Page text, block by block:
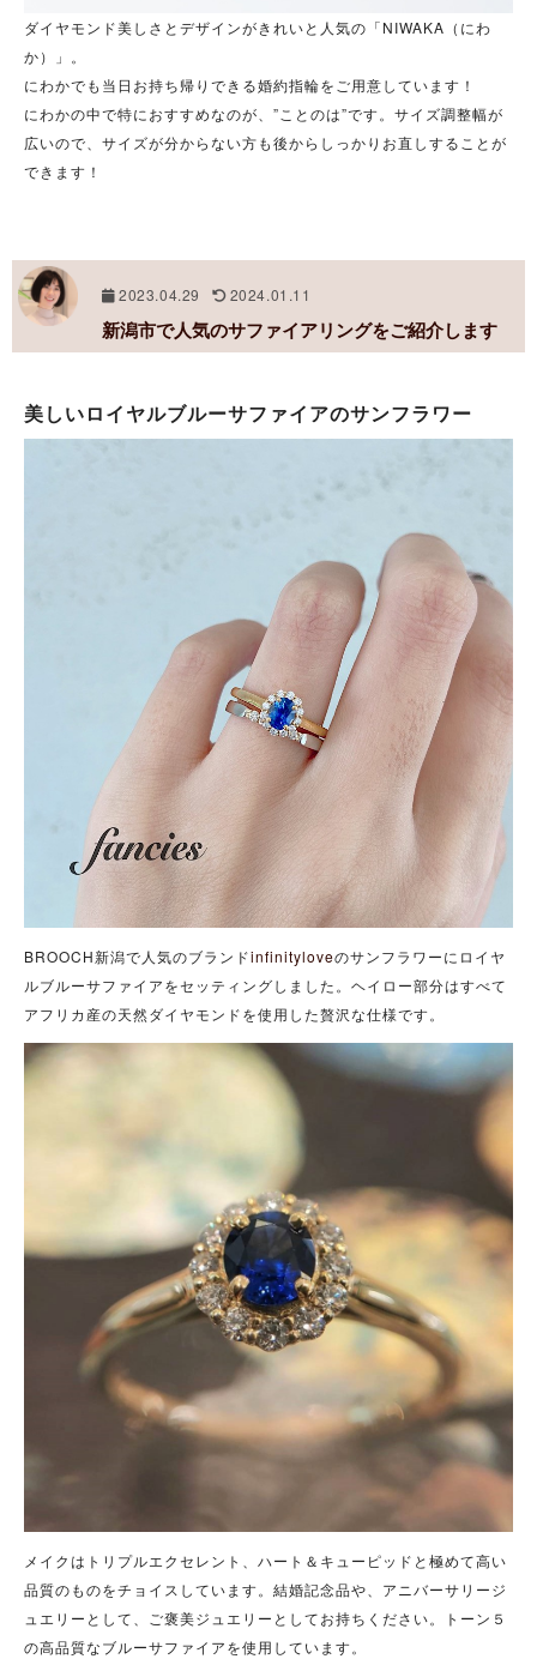
ダイヤモンド美しさとデザインがきれいと人気の「NIWAKA（にわ
か）」。
にわかでも当日お持ち帰りできる婚約指輪をご用意しています！
にわかの中で特におすすめなのが、”ことのは”です。サイズ調整幅が
広いので、サイズが分からない方も後からしっかりお直しすることが
できます！
2023.04.29 2024.01.11
新潟市で人気のサファイアリングをご紹介します
美しいロイヤルブルーサファイアのサンフラワー
BROOCH新潟で人気のブランドinfinityloveのサンフラワーにロイヤ
ルブルーサファイアをセッティングしました。ヘイロー部分はすべて
アフリカ産の天然ダイヤモンドを使用した贅沢な仕様です。
メイクはトリプルエクセレント、ハート＆キューピッドと極めて高い
品質のものをチョイスしています。結婚記念品や、アニバーサリージ
ュエリーとして、ご褒美ジュエリーとしてお持ちください。トーン５
の高品質なブルーサファイアを使用しています。